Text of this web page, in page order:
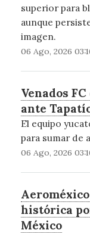
superior para
aunque
imagen.
06 Ago, 2026
Venados
ante
El equipo
para sumar de
06 Ago, 2026
histórica
México